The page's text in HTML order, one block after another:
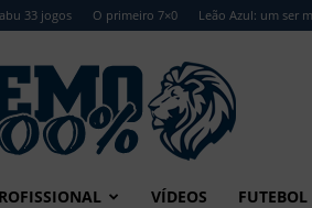
33 jogos O primeiro 7×0 Leão Azul: um ser
Remo
VÍDEOS FUTEBOL